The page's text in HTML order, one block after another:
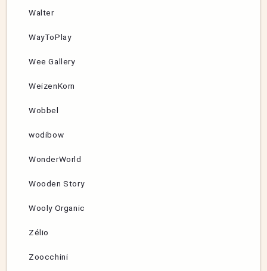
Walter
WayToPlay
Wee Gallery
WeizenKorn
Wobbel
wodibow
WonderWorld
Wooden Story
Wooly Organic
Zélio
Zoocchini